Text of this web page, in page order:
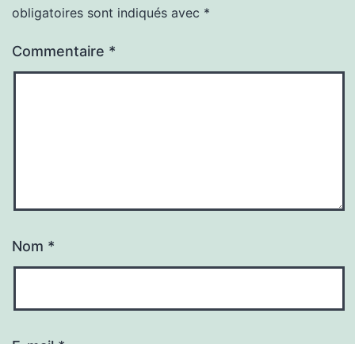
obligatoires sont indiqués avec *
Commentaire *
Nom *